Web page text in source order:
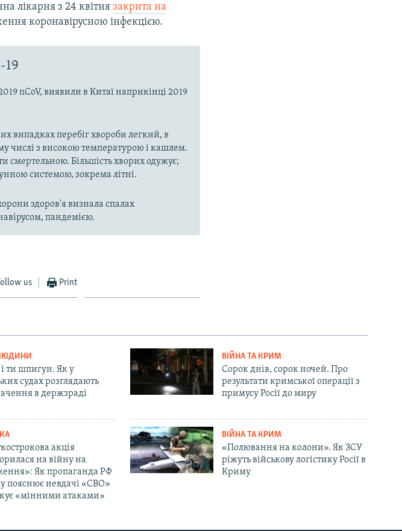
лікарня з 24 квітнязакрита на
коронавірусною інфекцією.
19
nCoV, виявили в Китаї наприкінці 2019
випадках перебіг хвороби легкий, в
числі з високою температурою і кашлем.
Більшість хворих одужує;
системою, зокрема літні.
здоров'я визнала спалах
пандемією.
us Print
ти шпигун. Як у
судах розглядають
в держзраді
ВІЙНА ТА КРИМ
Сорок днів, сорок ночей. Про
результати кримської операції з
примусу Росії до миру
акція
на війну на
Як пропаганда РФ
пояснює невдачі «СВО»
«мінними атаками»
ВІЙНА ТА КРИМ
«Полювання на колони». Як ЗСУ
ріжуть військову логістику Росії в
Криму